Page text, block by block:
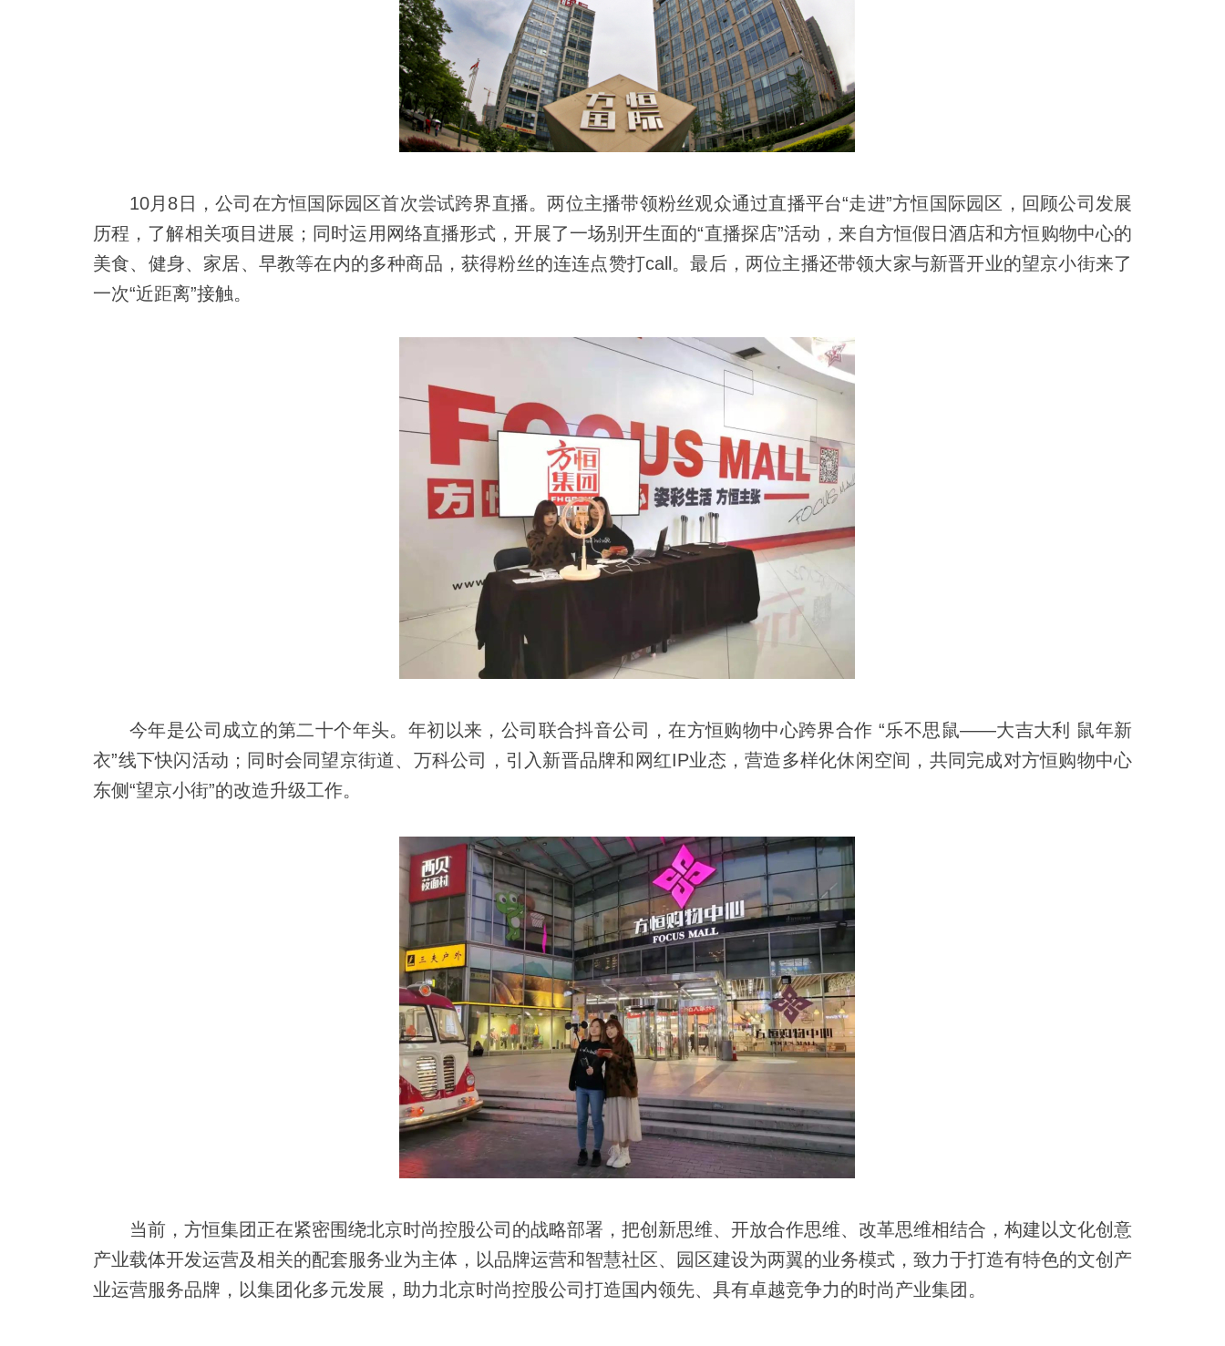
10月8日，公司在方恒国际园区首次尝试跨界直播。两位主播带领粉丝观众通过直播平台“走进”方恒国际园区，回顾公司发展
历程，了解相关项目进展；同时运用网络直播形式，开展了一场别开生面的“直播探店”活动，来自方恒假日酒店和方恒购物中心的
美食、健身、家居、早教等在内的多种商品，获得粉丝的连连点赞打call。最后，两位主播还带领大家与新晋开业的望京小街来了
一次“近距离”接触。
今年是公司成立的第二十个年头。年初以来，公司联合抖音公司，在方恒购物中心跨界合作 “乐不思鼠——大吉大利 鼠年新
衣”线下快闪活动；同时会同望京街道、万科公司，引入新晋品牌和网红IP业态，营造多样化休闲空间，共同完成对方恒购物中心
东侧“望京小街”的改造升级工作。
当前，方恒集团正在紧密围绕北京时尚控股公司的战略部署，把创新思维、开放合作思维、改革思维相结合，构建以文化创意
产业载体开发运营及相关的配套服务业为主体，以品牌运营和智慧社区、园区建设为两翼的业务模式，致力于打造有特色的文创产
业运营服务品牌，以集团化多元发展，助力北京时尚控股公司打造国内领先、具有卓越竞争力的时尚产业集团。